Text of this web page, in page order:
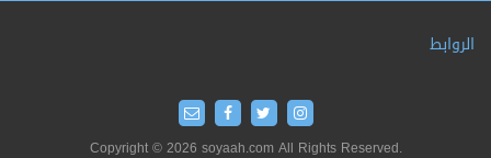
الروابط
Copyright © 2026 soyaah.com All Rights Reserved.